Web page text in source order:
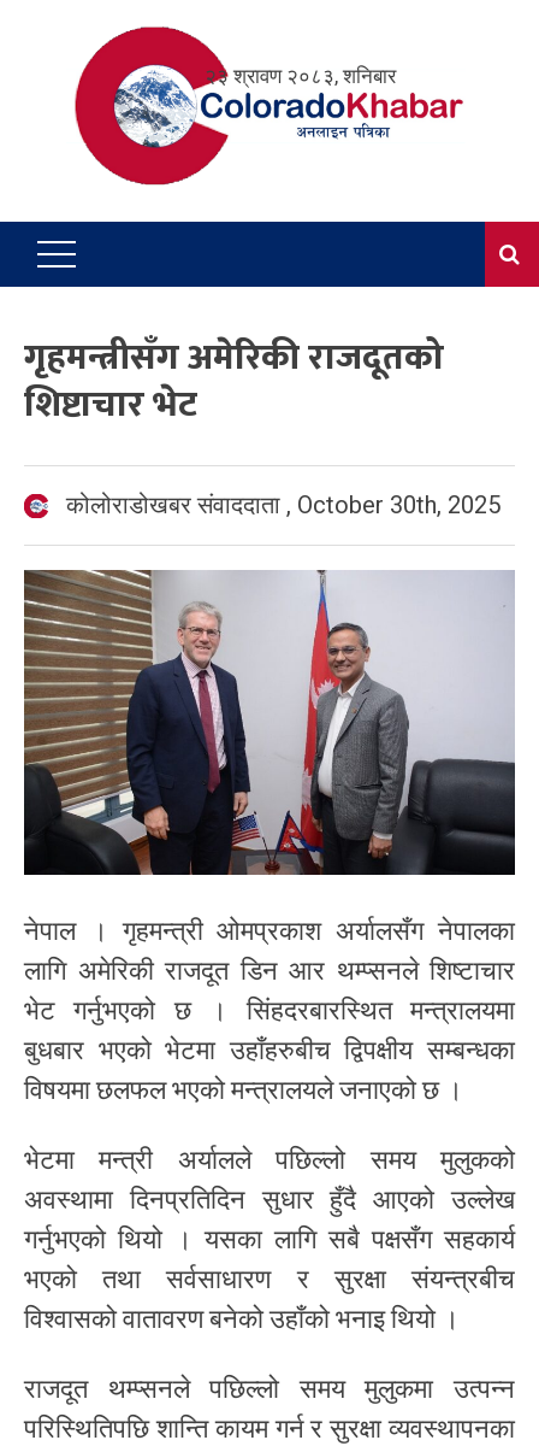
२३ श्रावण २०८३, शनिबार
गृहमन्त्रीसँग अमेरिकी राजदूतको
शिष्टाचार भेट
कोलोराडोखबर संवाददाता , October 30th, 2025
नेपाल । गृहमन्त्री ओमप्रकाश अर्यालसँग नेपालका
लागि अमेरिकी राजदूत डिन आर थम्प्सनले शिष्टाचार
भेट गर्नुभएको छ । सिंहदरबारस्थित मन्त्रालयमा
बुधबार भएको भेटमा उहाँहरुबीच द्विपक्षीय सम्बन्धका
विषयमा छलफल भएको मन्त्रालयले जनाएको छ ।
भेटमा मन्त्री अर्यालले पछिल्लो समय मुलुकको
अवस्थामा दिनप्रतिदिन सुधार हुँदै आएको उल्लेख
गर्नुभएको थियो । यसका लागि सबै पक्षसँग सहकार्य
भएको तथा सर्वसाधारण र सुरक्षा संयन्त्रबीच
विश्वासको वातावरण बनेको उहाँको भनाइ थियो ।
राजदूत थम्प्सनले पछिल्लो समय मुलुकमा उत्पन्न
परिस्थितिपछि शान्ति कायम गर्न र सुरक्षा व्यवस्थापनका